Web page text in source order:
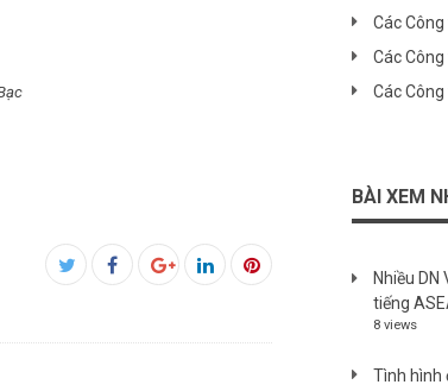
Facebook
Các
Các
Các
BÀI XEM
Nhiều
tiếng
8 views
Tình hình